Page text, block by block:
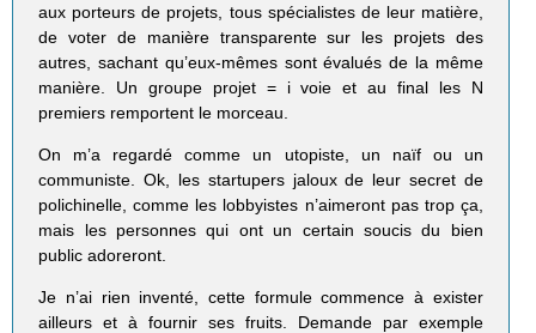
aux porteurs de projets, tous spécialistes de leur matière,
de voter de manière transparente sur les projets des
autres, sachant qu’eux-mêmes sont évalués de la même
manière. Un groupe projet = i voie et au final les N
premiers remportent le morceau.
On m’a regardé comme un utopiste, un naïf ou un
communiste. Ok, les startupers jaloux de leur secret de
polichinelle, comme les lobbyistes n’aimeront pas trop ça,
mais les personnes qui ont un certain soucis du bien
public adoreront.
Je n’ai rien inventé, cette formule commence à exister
ailleurs et à fournir ses fruits. Demande par exemple